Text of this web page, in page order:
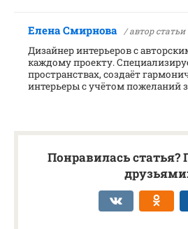
Елена Смирнова / автор статьи
Дизайнер интерьеров с
каждому проекту.
пространствах, создаёт
интерьеры с учётом пожеланий
Понравилась статья?